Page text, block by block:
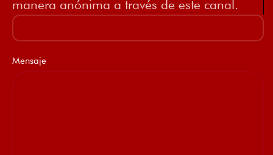
manera anónima a través de este canal.
Mensaje